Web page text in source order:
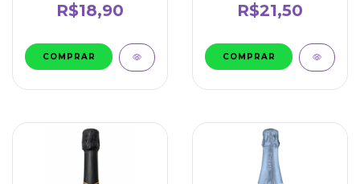
R$18,90 R$21,50